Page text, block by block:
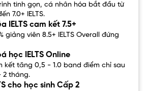
tinh gọn, cá nhân hóa bắt đầu từ
7.0+ IELTS.
IELTS cam kết 7.5+
giảng viên 8.5+ IELTS Overall đứng
học IELTS Online
kết tăng 0,5 - 1.0 band điểm chỉ sau
2 tháng.
cho học sinh Cấp 2